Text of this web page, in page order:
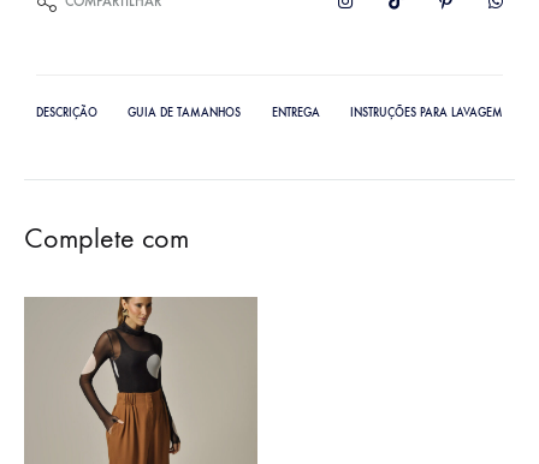
DESCRIÇÃO GUIA DE TAMANHOS ENTREGA INSTRUÇÕES PARA LAVAGEM
Complete com